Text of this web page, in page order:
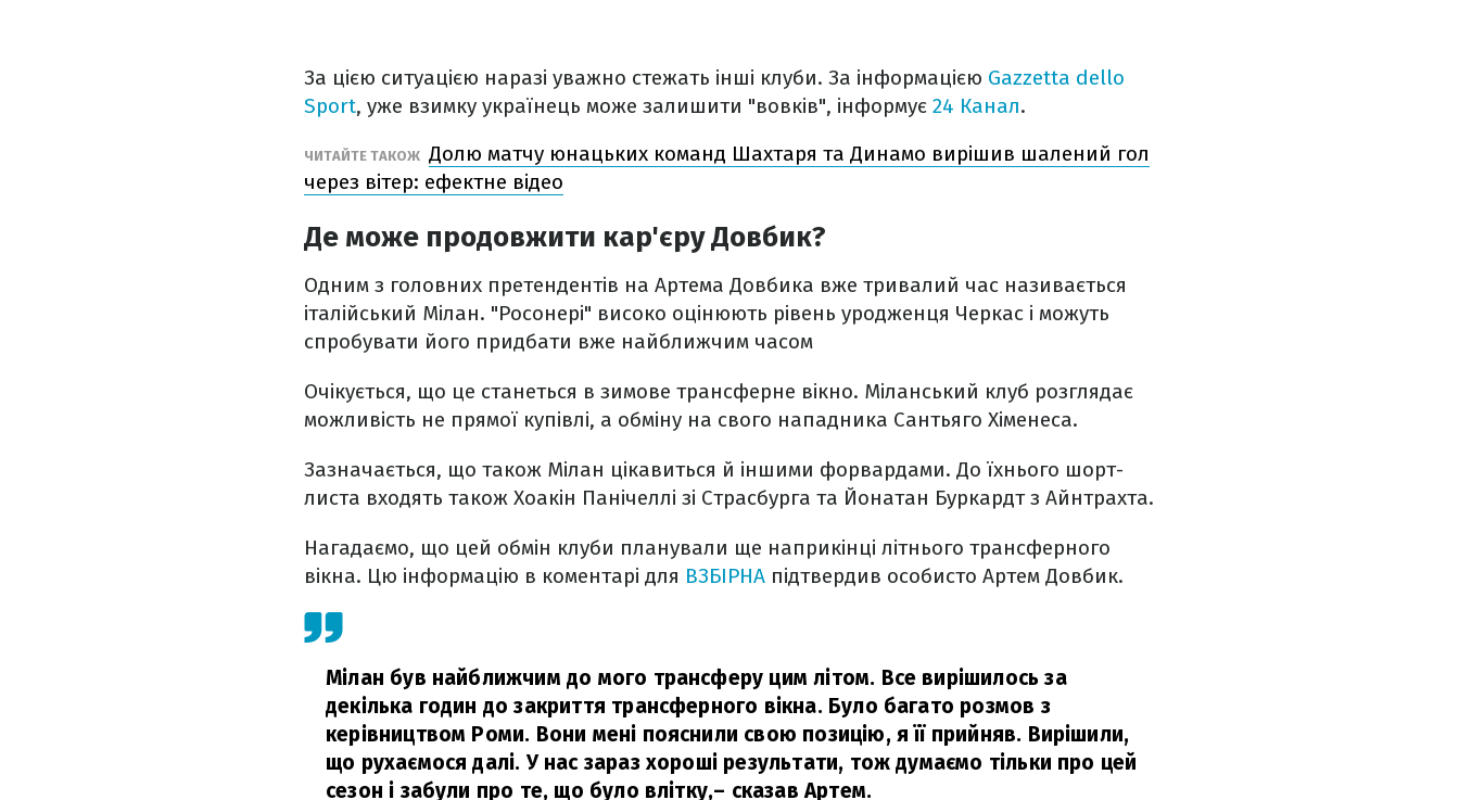
За цією ситуацією наразі уважно стежать інші клуби. За інформацією Gazzetta dello
Sport, уже взимку українець може залишити "вовків", інформує 24 Канал.
ЧИТАЙТЕ ТАКОЖ Долю матчу юнацьких команд Шахтаря та Динамо вирішив шалений гол
через вітер: ефектне відео
Де може продовжити кар'єру Довбик?
Одним з головних претендентів на Артема Довбика вже тривалий час називається
італійський Мілан. "Росонері" високо оцінюють рівень уродженця Черкас і можуть
спробувати його придбати вже найближчим часом
Очікується, що це станеться в зимове трансферне вікно. Міланський клуб розглядає
можливість не прямої купівлі, а обміну на свого нападника Сантьяго Хіменеса.
Зазначається, що також Мілан цікавиться й іншими форвардами. До їхнього шорт-
листа входять також Хоакін Панічеллі зі Страсбурга та Йонатан Буркардт з Айнтрахта.
Нагадаємо, що цей обмін клуби планували ще наприкінці літнього трансферного
вікна. Цю інформацію в коментарі для ВЗБІРНА підтвердив особисто Артем Довбик.
Мілан був найближчим до мого трансферу цим літом. Все вирішилось за
декілька годин до закриття трансферного вікна. Було багато розмов з
керівництвом Роми. Вони мені пояснили свою позицію, я її прийняв. Вирішили,
що рухаємося далі. У нас зараз хороші результати, тож думаємо тільки про цей
сезон і забули про те, що було влітку,– сказав Артем.